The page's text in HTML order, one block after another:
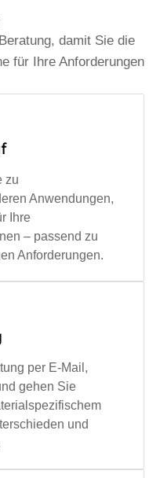
damit Sie die
für Ihre Anforderungen
zu
Anwendungen,
Ihre
– passend zu
Anforderungen.
per E-Mail,
gehen Sie
und